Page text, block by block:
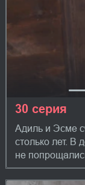
30 серия
Адиль и Эсме
столько лет. В
не
на свадьбу,